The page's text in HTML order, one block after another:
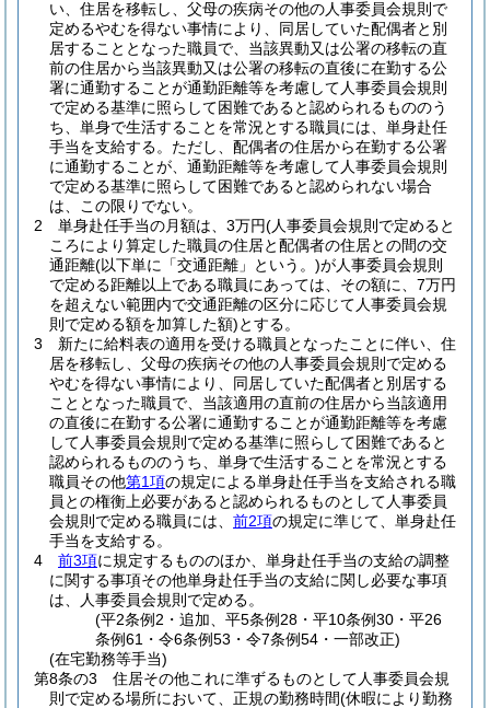
い、住居を移転し、父母の疾病その他の人事委員会規則で
定めるやむを得ない事情により、同居していた配偶者と別
居することとなった職員で、当該異動又は公署の移転の直
前の住居から当該異動又は公署の移転の直後に在勤する公
署に通勤することが通勤距離等を考慮して人事委員会規則
で定める基準に照らして困難であると認められるもののう
ち、単身で生活することを常況とする職員には、単身赴任
手当を支給する。 ただし、配偶者の住居から在勤する公署
に通勤することが、通勤距離等を考慮して人事委員会規則
で定める基準に照らして困難であると認められない場合
は、この限りでない。
2
単身赴任手当の月額は、3万円(人事委員会規則で定めると
ころにより算定した職員の住居と配偶者の住居との間の交
通距離(以下単に「交通距離」という。)が人事委員会規則
で定める距離以上である職員にあっては、その額に、7万円
を超えない範囲内で交通距離の区分に応じて人事委員会規
則で定める額を加算した額)とする。
3
新たに給料表の適用を受ける職員となったことに伴い、住
居を移転し、父母の疾病その他の人事委員会規則で定める
やむを得ない事情により、同居していた配偶者と別居する
こととなった職員で、当該適用の直前の住居から当該適用
の直後に在勤する公署に通勤することが通勤距離等を考慮
して人事委員会規則で定める基準に照らして困難であると
認められるもののうち、単身で生活することを常況とする
職員その他第1項の規定による単身赴任手当を支給される職
員との権衡上必要があると認められるものとして人事委員
会規則で定める職員には、 前2項の規定に準じて、単身赴任
手当を支給する。
4
前3項に規定するもののほか、単身赴任手当の支給の調整
に関する事項その他単身赴任手当の支給に関し必要な事項
は、人事委員会規則で定める。
(平2条例2・追加、平5条例28・平10条例30・平26
条例61・令6条例53・令7条例54・一部改正)
(在宅勤務等手当)
第8条の3
住居その他これに準ずるものとして人事委員会規
則で定める場所において、正規の勤務時間(休暇により勤務